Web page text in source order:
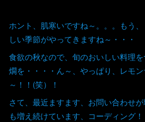
ホント、肌寒いですね～。。。もう
しい季節がやってきますね～・・・
食欲の秋なので、旬のおいしい料理
燗を・・・・ん～、やっぱり、レモ
～！！(笑）！
さて、最近ますます、お問い合わせ
も増え続けています、コーディング！